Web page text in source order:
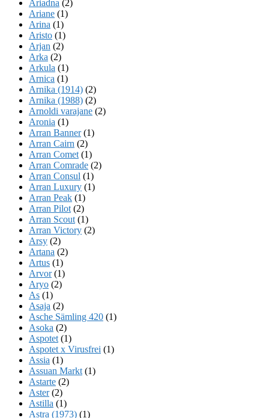
Ariadna (2)
Ariane (1)
Arina (1)
Aristo (1)
Arjan (2)
Arka (2)
Arkula (1)
Arnica (1)
Arnika (1914) (2)
Arnika (1988) (2)
Arnoldi varajane (2)
Aronia (1)
Arran Banner(1)
Arran Cairn (2)
Arran Comet (1)
Arran Comrade (2)
Arran Consul (1)
Arran Luxury (1)
Arran Peak (1)
Arran Pilot (2)
Arran Scout (1)
Arran Victory (2)
Arsy (2)
Artana (2)
Artus (1)
Arvor(1)
Aryo (2)
As (1)
Asaja (2)
Asche Sämling 420 (1)
Asoka (2)
Aspotet (1)
Aspotet x Virusfrei (1)
Assia (1)
Assuan Markt (1)
Astarte (2)
Aster(2)
Astilla (1)
Astra (1973) (1)